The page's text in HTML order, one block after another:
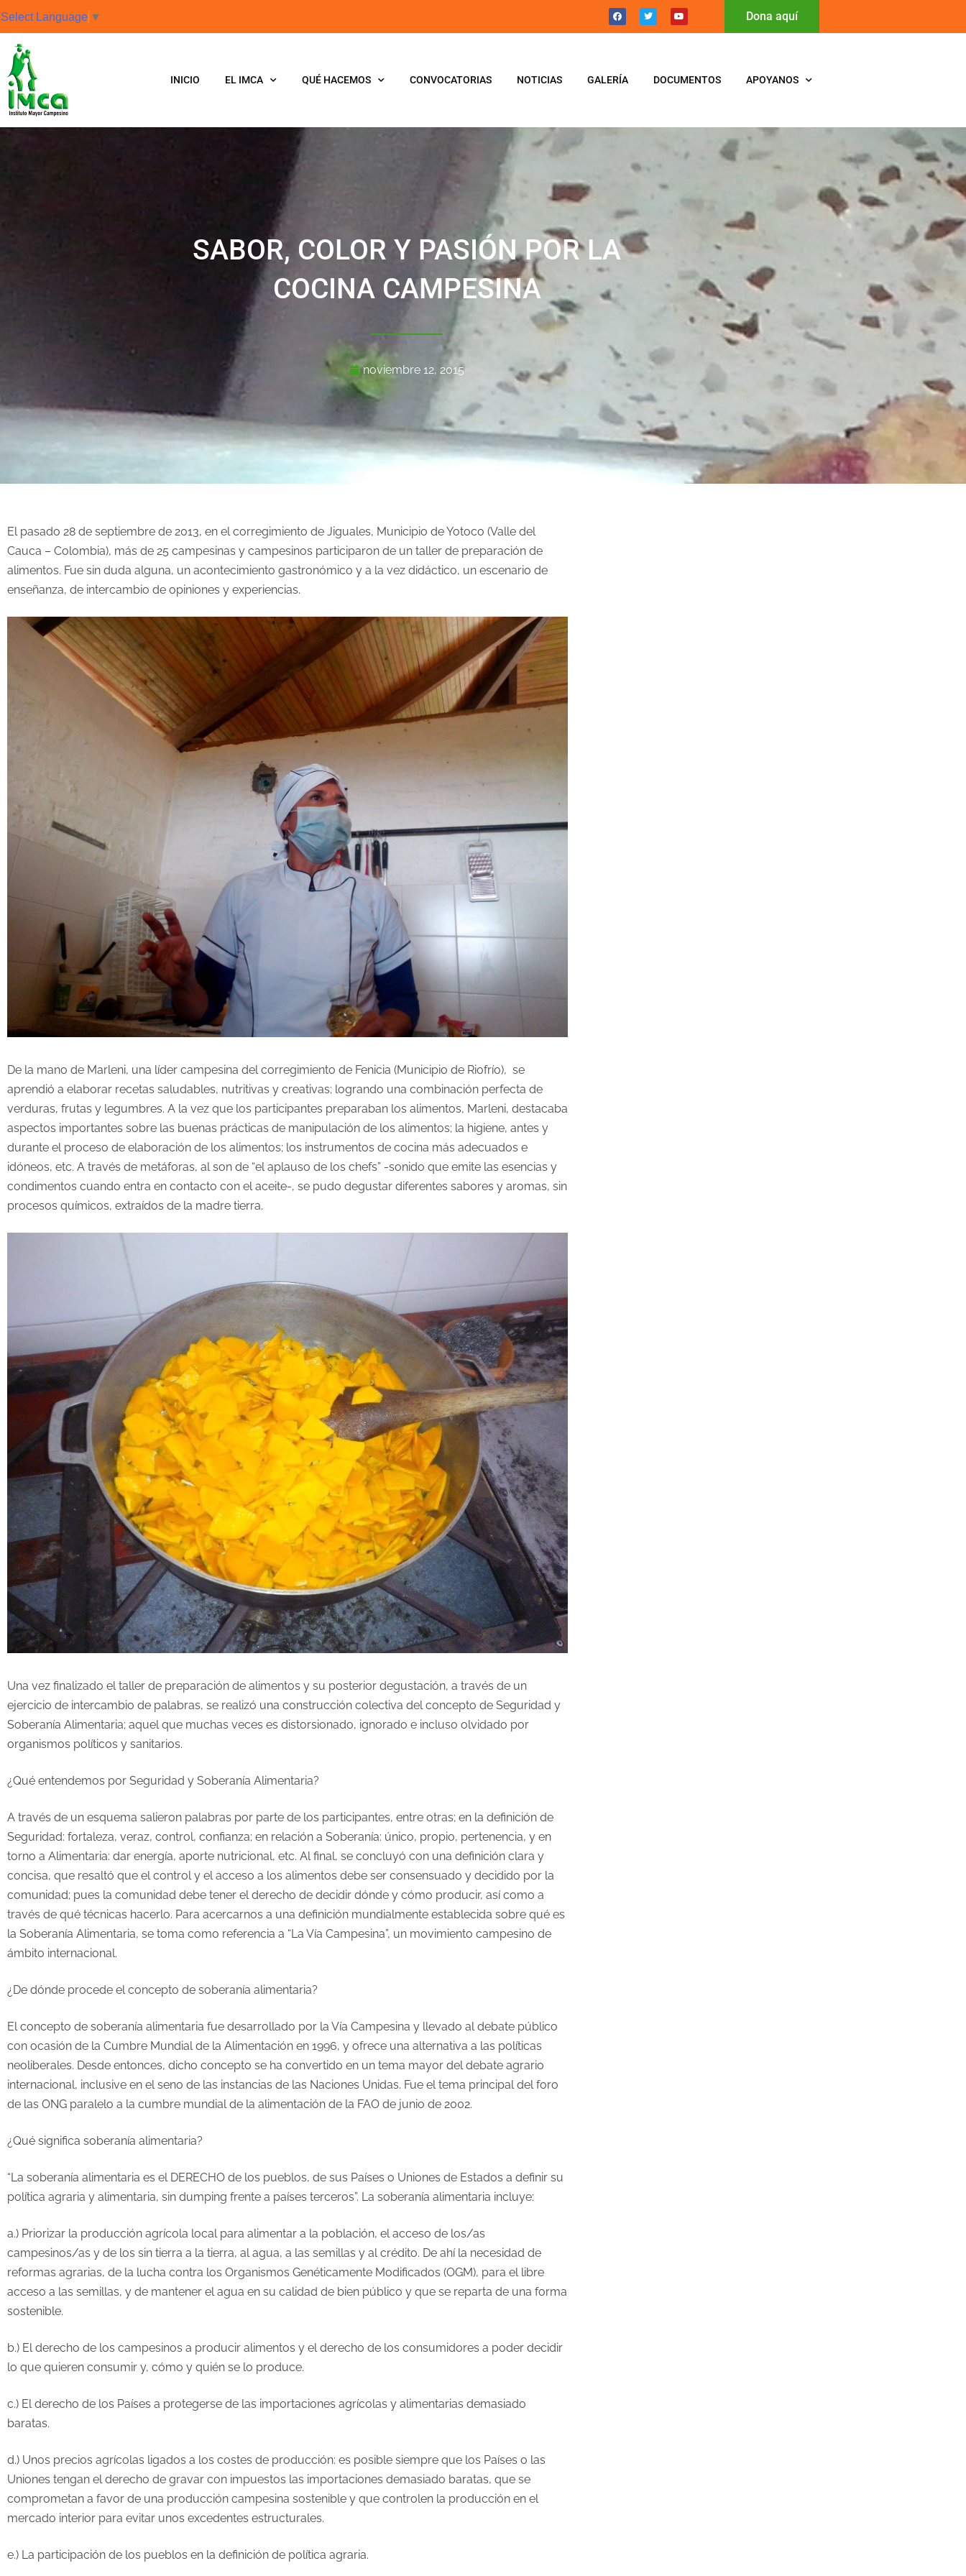
Select Language ▼ Dona aquí
INICIO EL IMCA QUÉ HACEMOS CONVOCATORIAS NOTICIAS GALERÍA DOCUMENTOS APOYANOS
SABOR, COLOR Y PASIÓN POR LA
COCINA CAMPESINA
noviembre 12, 2015
El pasado 28 de septiembre de 2013, en el corregimiento de Jiguales, Municipio de Yotoco (Valle del
Cauca – Colombia), más de 25 campesinas y campesinos participaron de un taller de preparación de
alimentos. Fue sin duda alguna, un acontecimiento gastronómico y a la vez didáctico, un escenario de
enseñanza, de intercambio de opiniones y experiencias.
De la mano de Marleni, una líder campesina del corregimiento de Fenicia (Municipio de Riofrío), se
aprendió a elaborar recetas saludables, nutritivas y creativas; logrando una combinación perfecta de
verduras, frutas y legumbres. A la vez que los participantes preparaban los alimentos, Marleni, destacaba
aspectos importantes sobre las buenas prácticas de manipulación de los alimentos; la higiene, antes y
durante el proceso de elaboración de los alimentos; los instrumentos de cocina más adecuados e
idóneos, etc. A través de metáforas, al son de “el aplauso de los chefs” -sonido que emite las esencias y
condimentos cuando entra en contacto con el aceite-, se pudo degustar diferentes sabores y aromas, sin
procesos químicos, extraídos de la madre tierra.
Una vez finalizado el taller de preparación de alimentos y su posterior degustación, a través de un
ejercicio de intercambio de palabras, se realizó una construcción colectiva del concepto de Seguridad y
Soberanía Alimentaria; aquel que muchas veces es distorsionado, ignorado e incluso olvidado por
organismos políticos y sanitarios.
¿Qué entendemos por Seguridad y Soberanía Alimentaria?
A través de un esquema salieron palabras por parte de los participantes, entre otras; en la definición de
Seguridad: fortaleza, veraz, control, confianza; en relación a Soberanía: único, propio, pertenencia, y en
torno a Alimentaria: dar energía, aporte nutricional, etc. Al final, se concluyó con una definición clara y
concisa, que resaltó que el control y el acceso a los alimentos debe ser consensuado y decidido por la
comunidad; pues la comunidad debe tener el derecho de decidir dónde y cómo producir, así como a
través de qué técnicas hacerlo. Para acercarnos a una definición mundialmente establecida sobre qué es
la Soberanía Alimentaria, se toma como referencia a “La Vía Campesina”, un movimiento campesino de
ámbito internacional.
¿De dónde procede el concepto de soberanía alimentaria?
El concepto de soberanía alimentaria fue desarrollado por la Vía Campesina y llevado al debate público
con ocasión de la Cumbre Mundial de la Alimentación en 1996, y ofrece una alternativa a las políticas
neoliberales. Desde entonces, dicho concepto se ha convertido en un tema mayor del debate agrario
internacional, inclusive en el seno de las instancias de las Naciones Unidas. Fue el tema principal del foro
de las ONG paralelo a la cumbre mundial de la alimentación de la FAO de junio de 2002.
¿Qué significa soberanía alimentaria?
“La soberanía alimentaria es el DERECHO de los pueblos, de sus Países o Uniones de Estados a definir su
política agraria y alimentaria, sin dumping frente a países terceros”. La soberanía alimentaria incluye:
a.) Priorizar la producción agrícola local para alimentar a la población, el acceso de los/as
campesinos/as y de los sin tierra a la tierra, al agua, a las semillas y al crédito. De ahí la necesidad de
reformas agrarias, de la lucha contra los Organismos Genéticamente Modificados (OGM), para el libre
acceso a las semillas, y de mantener el agua en su calidad de bien público y que se reparta de una forma
sostenible.
b.) El derecho de los campesinos a producir alimentos y el derecho de los consumidores a poder decidir
lo que quieren consumir y, cómo y quién se lo produce.
c.) El derecho de los Países a protegerse de las importaciones agrícolas y alimentarias demasiado
baratas.
d.) Unos precios agrícolas ligados a los costes de producción: es posible siempre que los Países o las
Uniones tengan el derecho de gravar con impuestos las importaciones demasiado baratas, que se
comprometan a favor de una producción campesina sostenible y que controlen la producción en el
mercado interior para evitar unos excedentes estructurales.
e.) La participación de los pueblos en la definición de política agraria.